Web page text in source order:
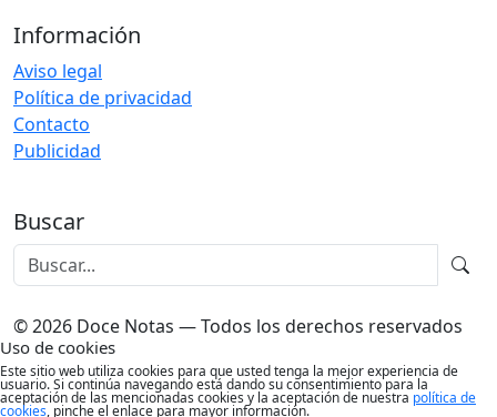
Información
Aviso legal
Política de privacidad
Contacto
Publicidad
Buscar
© 2026 Doce Notas — Todos los derechos reservados
Uso de cookies
Este sitio web utiliza cookies para que usted tenga la mejor experiencia de
usuario. Si continúa navegando está dando su consentimiento para la
aceptación de las mencionadas cookies y la aceptación de nuestra política de
cookies, pinche el enlace para mayor información.